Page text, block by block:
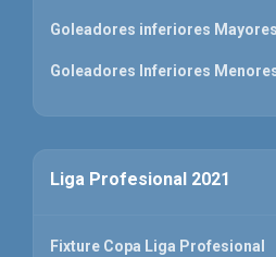
Goleadores inferiores
Goleadores Inferiores
Liga Profesional 2021
Fixture Copa Liga Profesional